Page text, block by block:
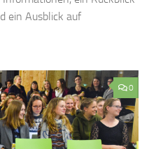
ein Ausblick auf
0